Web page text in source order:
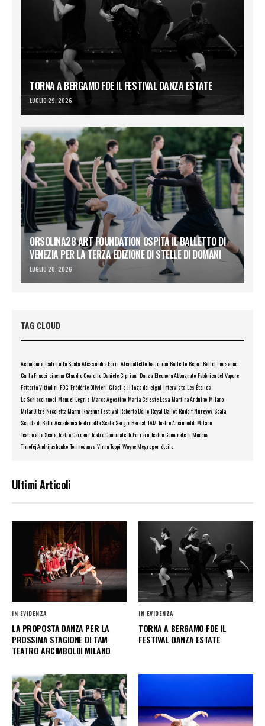
TORNA A BERGAMO FDE IL FESTIVAL DANZA ESTATE
LUGLIO 29, 2026
ORSOLINA28 ART FOUNDATION OSPITA IL BALLETTO DI
VENEZIA PER LA TERZA EDIZIONE DI STELLE DI DOMANI
LUGLIO 28, 2026
TAG CLOUD
Accademia Teatro alla Scala Alessandra Ferri Aterballetto ballerina Balletto Béjart Ballet Lausanne
Carla Fracci cinema Claudio Coviello Daniele Cipriani Danza Eleonora Abbagnato Fabbrica del Vapore
Fattoria Vittadini FOG Frédéric Olivieri Giselle Il lago dei cigni Intervista Les Étoiles
Lo Schiaccianoci Manuel Legris Marco Agostino Maria Celeste Losa Martina Arduino Milano
MilanOltre Nicoletta Manni Ravenna Festival Roberto Bolle Royal Ballet Rudolf Nureyev Scala
Scuola di Ballo Accademia Teatro alla Scala Sergio Bernal TAM Teatro Arcimboldi Milano
Teatro alla Scala Teatro Carcano Teatro Comunale di Ferrara Teatro Comunale di Modena
Timofej Andrijashenko Torinodanza Virna Toppi Wayne Mcgregor étoile
Ultimi Articoli
IN EVIDENZA
LA PROPOSTA DANZA PER LA
PROSSIMA STAGIONE DI TAM
TEATRO ARCIMBOLDI MILANO
IN EVIDENZA
TORNA A BERGAMO FDE IL
FESTIVAL DANZA ESTATE